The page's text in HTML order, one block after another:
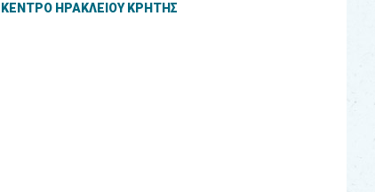
ΚΕΝΤΡΟ ΗΡΑΚΛΕΙΟΥ ΚΡΗΤΗΣ